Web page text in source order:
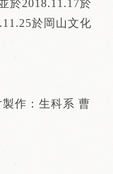
於2018.11.17於
於岡山文化
作：生科系 曹